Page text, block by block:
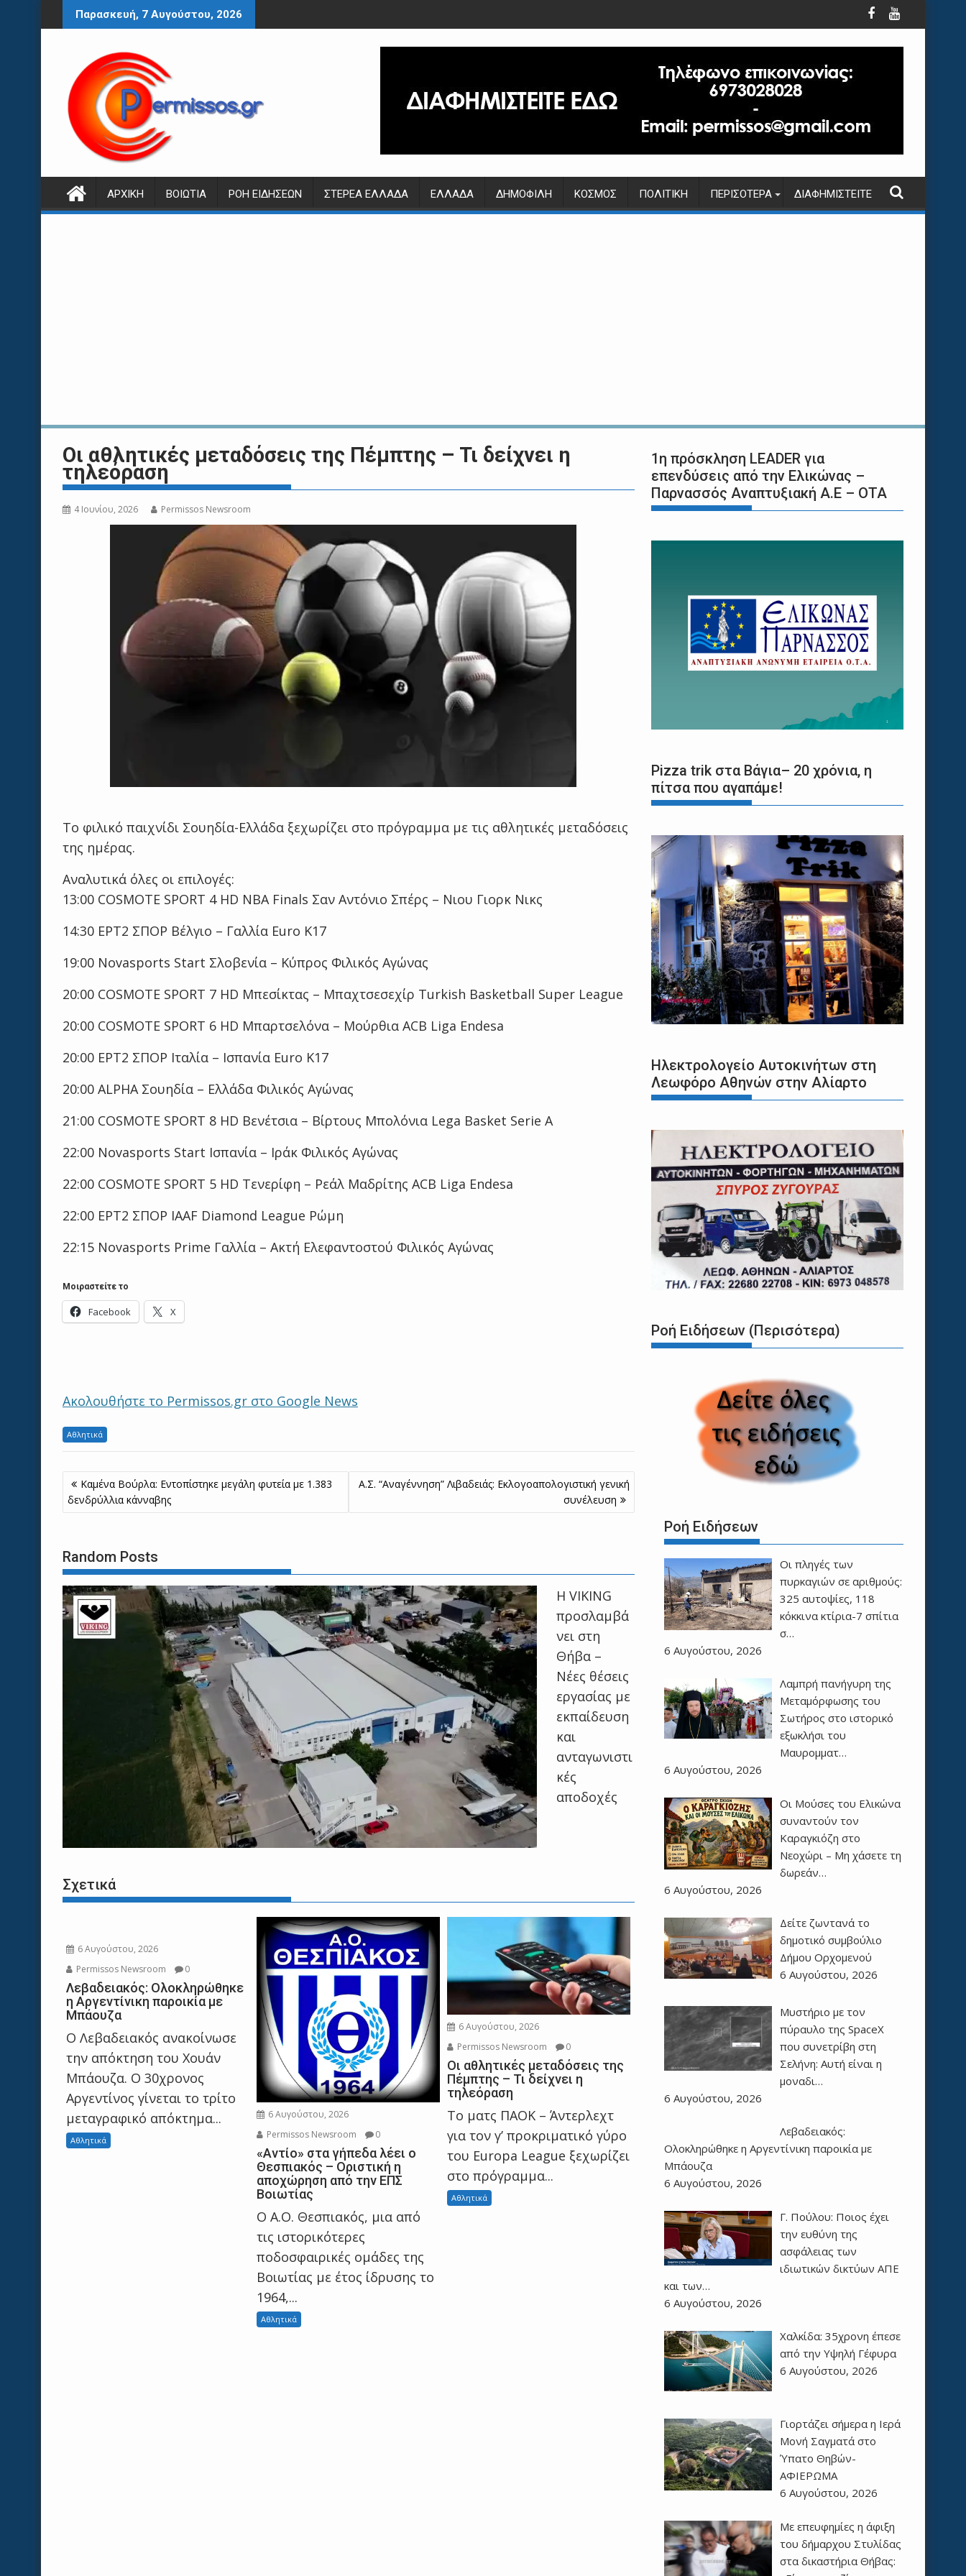
Περάστε
στο
Παρασκευή, 7 Αυγούστου, 2026
ΑΡΧΙΚΉ ΒΟΙΩΤΊΑ ΡΟΉ ΕΙΔΉΣΕΩΝ ΣΤΕΡΕΆ ΕΛΛΆΔΑ ΕΛΛΆΔΑ ΔΗΜΟΦΙΛΉ ΚΌΣΜΟΣ ΠΟΛΙΤΙΚΉ ΠΕΡΙΣΌΤΕΡΑ ΔΙΑΦΗΜΙΣΤΕΊΤΕ
Οι αθλητικές μεταδόσεις της Πέμπτης – Τι δείχνει η
τηλεόραση
4 Ιουνίου, 2026 Permissos Newsroom
Το φιλικό παιχνίδι Σουηδία-Ελλάδα ξεχωρίζει στο πρόγραμμα με τις αθλητικές μεταδόσεις
της ημέρας.
Αναλυτικά όλες οι επιλογές:
13:00 COSMOTE SPORT 4 HD NBA Finals Σαν Αντόνιο Σπέρς – Νιου Γιορκ Νικς
14:30 ΕΡΤ2 ΣΠΟΡ Βέλγιο – Γαλλία Euro Κ17
19:00 Novasports Start Σλοβενία – Κύπρος Φιλικός Αγώνας
20:00 COSMOTE SPORT 7 HD Μπεσίκτας – Μπαχτσεσεχίρ Turkish Basketball Super League
20:00 COSMOTE SPORT 6 HD Μπαρτσελόνα – Μούρθια ACB Liga Endesa
20:00 ΕΡΤ2 ΣΠΟΡ Ιταλία – Ισπανία Euro Κ17
20:00 ALPHA Σουηδία – Ελλάδα Φιλικός Αγώνας
21:00 COSMOTE SPORT 8 HD Βενέτσια – Βίρτους Μπολόνια Lega Basket Serie A
22:00 Novasports Start Ισπανία – Ιράκ Φιλικός Αγώνας
22:00 COSMOTE SPORT 5 HD Τενερίφη – Ρεάλ Μαδρίτης ACB Liga Endesa
22:00 ΕΡΤ2 ΣΠΟΡ IAAF Diamond League Ρώμη
22:15 Novasports Prime Γαλλία – Ακτή Ελεφαντοστού Φιλικός Αγώνας
Μοιραστείτε το
Facebook X
Ακολουθήστε το Permissos.gr στο Google News
Αθλητικά
Πλοήγηση
άρθρων
Καμένα Βούρλα: Εντοπίστηκε μεγάλη φυτεία με 1.383
δενδρύλλια κάνναβης
Α.Σ. “Αναγέννηση” Λιβαδειάς: Εκλογοαπολογιστική γενική
συνέλευση
Random Posts
Η VIKING
προσλαμβά
νει στη
Θήβα –
Νέες θέσεις
εργασίας με
εκπαίδευση
και
ανταγωνιστι
κές
αποδοχές
Σχετικά
6 Αυγούστου, 2026
Permissos Newsroom
0
Λεβαδειακός: Ολοκληρώθηκε
η Αργεντίνικη παροικία με
Μπάουζα
Ο Λεβαδειακός ανακοίνωσε
την απόκτηση του Χουάν
Μπάουζα. Ο 30χρονος
Αργεντίνος γίνεται το τρίτο
μεταγραφικό απόκτημα...
Αθλητικά
6 Αυγούστου, 2026
Permissos Newsroom
0
«Αντίο» στα γήπεδα λέει ο
Θεσπιακός – Οριστική η
αποχώρηση από την ΕΠΣ
Βοιωτίας
Ο Α.Ο. Θεσπιακός, μια από
τις ιστορικότερες
ποδοσφαιρικές ομάδες της
Βοιωτίας με έτος ίδρυσης το
1964,...
Αθλητικά
6 Αυγούστου, 2026
Permissos Newsroom
0
Οι αθλητικές μεταδόσεις της
Πέμπτης – Τι δείχνει η
τηλεόραση
Το ματς ΠΑΟΚ – Άντερλεχτ
για τον γ’ προκριματικό γύρο
του Europa League ξεχωρίζει
στο πρόγραμμα...
Αθλητικά
1η πρόσκληση LEADER για
επενδύσεις από την Ελικώνας –
Παρνασσός Αναπτυξιακή Α.Ε – ΟΤΑ
Pizza trik στα Βάγια– 20 χρόνια, η
πίτσα που αγαπάμε!
Ηλεκτρολογείο Αυτοκινήτων στη
Λεωφόρο Αθηνών στην Αλίαρτο
Ροή Ειδήσεων (Περισότερα)
Ροή Ειδήσεων
Οι πληγές των
πυρκαγιών σε αριθμούς:
325 αυτοψίες, 118
κόκκινα κτίρια-7 σπίτια
σ…
6 Αυγούστου, 2026
Λαμπρή πανήγυρη της
Μεταμόρφωσης του
Σωτήρος στο ιστορικό
εξωκλήσι του
Μαυρομματ…
6 Αυγούστου, 2026
Οι Μούσες του Ελικώνα
συναντούν τον
Καραγκιόζη στο
Νεοχώρι – Μη χάσετε τη
δωρεάν…
6 Αυγούστου, 2026
Δείτε ζωντανά το
δημοτικό συμβούλιο
Δήμου Ορχομενού
6 Αυγούστου, 2026
Μυστήριο με τον
πύραυλο της SpaceX
που συνετρίβη στη
Σελήνη: Αυτή είναι η
μοναδι…
6 Αυγούστου, 2026
Λεβαδειακός:
Ολοκληρώθηκε η Αργεντίνικη παροικία με
Μπάουζα
6 Αυγούστου, 2026
Γ. Πούλου: Ποιος έχει
την ευθύνη της
ασφάλειας των
ιδιωτικών δικτύων ΑΠΕ
και των…
6 Αυγούστου, 2026
Χαλκίδα: 35χρονη έπεσε
από την Υψηλή Γέφυρα
6 Αυγούστου, 2026
Γιορτάζει σήμερα η Ιερά
Μονή Σαγματά στο
Ύπατο Θηβών-
ΑΦΙΕΡΩΜΑ
6 Αυγούστου, 2026
Με επευφημίες η άφιξη
του δήμαρχου Στυλίδας
στα δικαστήρια Θήβας: